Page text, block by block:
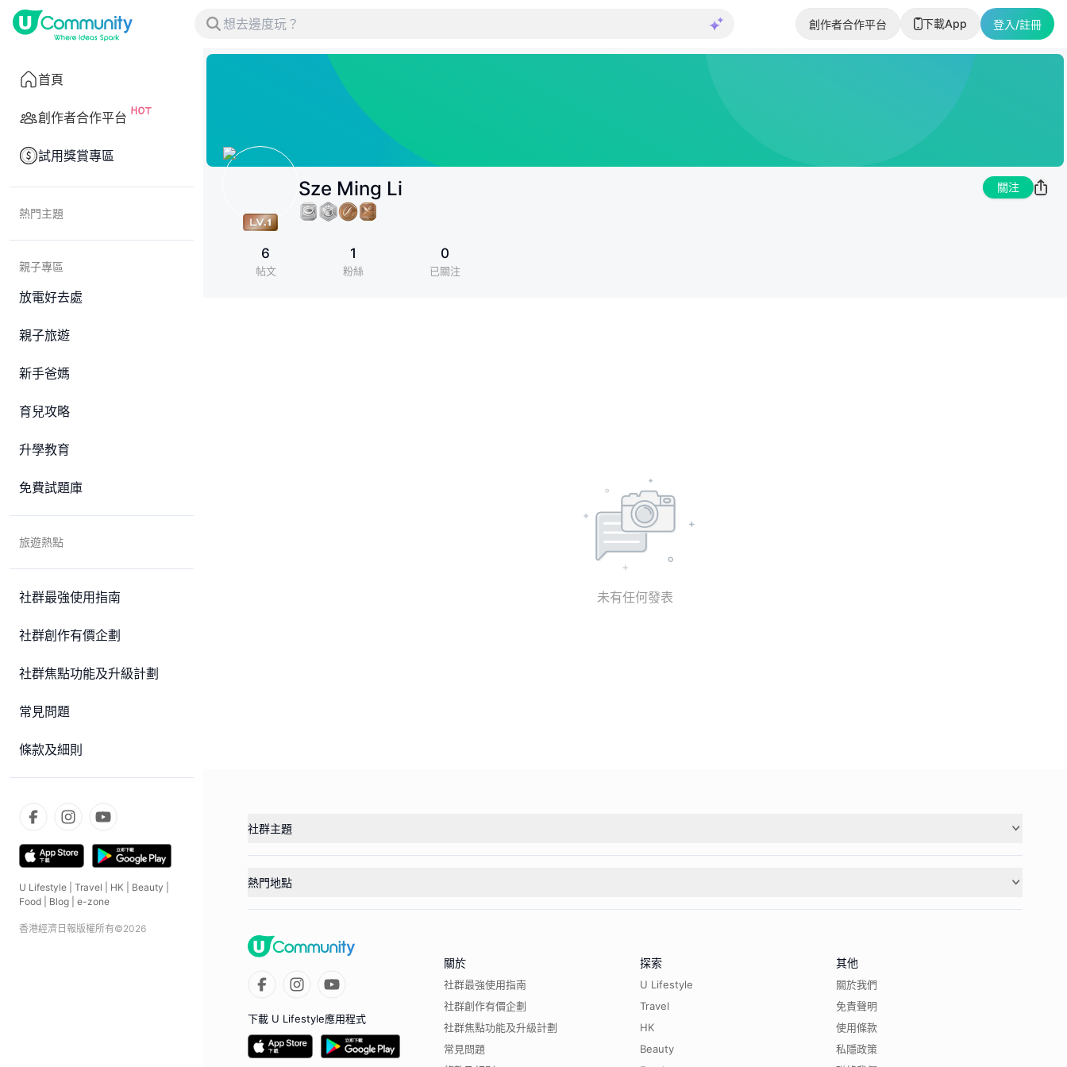
創作者合作平台 下載App 登入/註冊
首頁
創作者合作平台
試用獎賞專區
熱門主題
親子專區
放電好去處
親子旅遊
新手爸媽
育兒攻略
升學教育
免費試題庫
旅遊熱點
社群最強使用指南
社群創作有價企劃
社群焦點功能及升級計劃
常見問題
條款及細則
U Lifestyle Travel HK Beauty
Food
Blog e-zone
香港經濟日報版權所有©2026
Sze Ming Li 關注
6
帖文
1
粉絲
0
已關注
未有任何發表
社群主題
熱門地點
下載 U Lifestyle應用程式
關於
社群最強使用指南
社群創作有價企劃
社群焦點功能及升級計劃
常見問題
探索
U Lifestyle
Travel
HK
Beauty
其他
關於我們
免責聲明
使用條款
私隱政策